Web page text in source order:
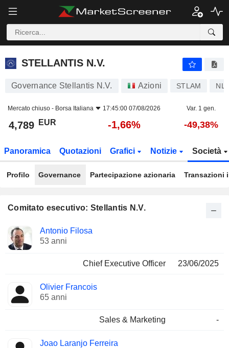
STELLANTIS N.V.
STELLANTIS N.V.
Governance Stellantis N.V. Azioni STLAM
Mercato chiuso - Borsa Italiana 17:45:00 07/08/2026 Var. 1 gen.
4,789 EUR -1,66% -49,38%
Panoramica Quotazioni Grafici Notizie Società
Profilo Governance Partecipazione azionaria Transazioni
Comitato esecutivo: Stellantis N.V.
Manager
Posizioni
ricoperte
Antonio Filosa
53 anni
Chief Executive Officer 23/06/2025
Olivier Francois
65 anni
Sales & Marketing -
Joao Laranjo Ferreira